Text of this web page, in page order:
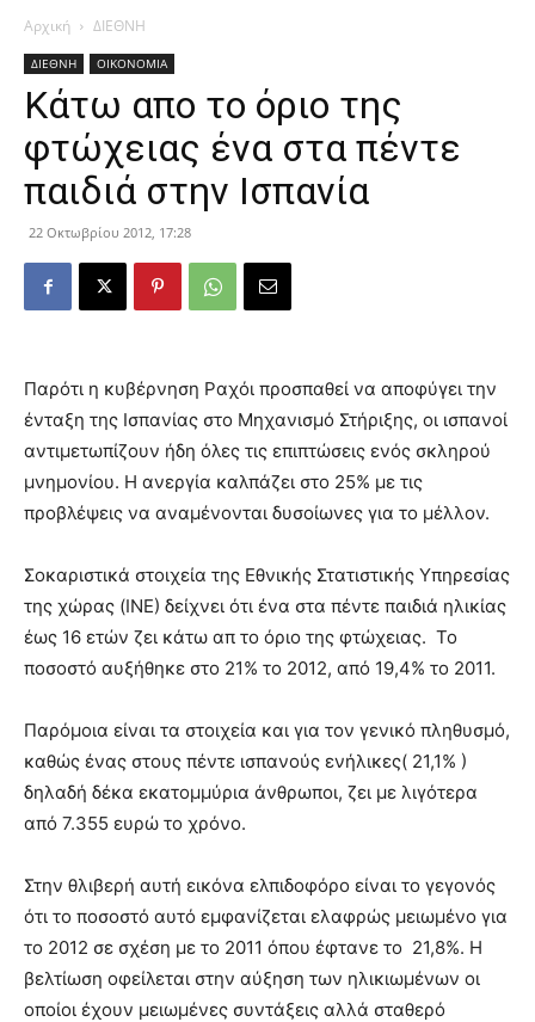
Αρχική ΔΙΕΘΝΗ
ΔΙΕΘΝΗ ΟΙΚΟΝΟΜΙΑ
Κάτω απο το όριο της
φτώχειας ένα στα πέντε
παιδιά στην Ισπανία
22 Οκτωβρίου 2012, 17:28
Παρότι η κυβέρνηση Ραχόι προσπαθεί να αποφύγει την
ένταξη της Ισπανίας στο Μηχανισμό Στήριξης, οι ισπανοί
αντιμετωπίζουν ήδη όλες τις επιπτώσεις ενός σκληρού
μνημονίου. Η ανεργία καλπάζει στο 25% με τις
προβλέψεις να αναμένονται δυσοίωνες για το μέλλον.
Σοκαριστικά στοιχεία της Εθνικής Στατιστικής Υπηρεσίας
της χώρας (ΙΝΕ) δείχνει ότι ένα στα πέντε παιδιά ηλικίας
έως 16 ετών ζει κάτω απ το όριο της φτώχειας. Το
ποσοστό αυξήθηκε στο 21% το 2012, από 19,4% το 2011.
Παρόμοια είναι τα στοιχεία και για τον γενικό πληθυσμό,
καθώς ένας στους πέντε ισπανούς ενήλικες( 21,1% )
δηλαδή δέκα εκατομμύρια άνθρωποι, ζει με λιγότερα
από 7.355 ευρώ το χρόνο.
Στην θλιβερή αυτή εικόνα ελπιδοφόρο είναι το γεγονός
ότι το ποσοστό αυτό εμφανίζεται ελαφρώς μειωμένο για
το 2012 σε σχέση με το 2011 όπου έφτανε το 21,8%. Η
βελτίωση οφείλεται στην αύξηση των ηλικιωμένων οι
οποίοι έχουν μειωμένες συντάξεις αλλά σταθερό